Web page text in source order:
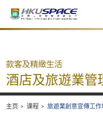
Main
款客及精緻生活
酒店及旅遊業管
主页 课程 旅遊業創意宣傳工